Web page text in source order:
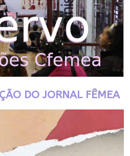
DO JORNAL FÊMEA